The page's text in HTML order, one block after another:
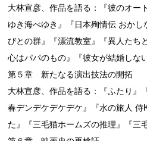
大林宣彦、作品を語る：『彼のオー
ゆき海べゆき』『日本殉情伝 おか
びとの群』『漂流教室』『異人たち
心はパパのもの』『彼女が結婚しな
第５章 新たなる演出技法の開拓
大林宣彦、作品を語る：『ふたり』
春デンデケデケデケ』『水の旅人 侍
た』『三毛猫ホームズの推理』『三